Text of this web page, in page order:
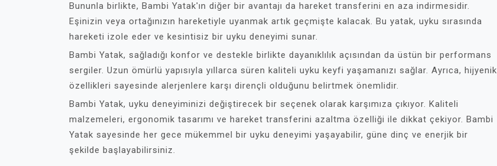
Bununla birlikte, Bambi Yatak'ın diğer bir avantajı da hareket transferini en aza indirmesidir.
Eşinizin veya ortağınızın hareketiyle uyanmak artık geçmişte kalacak. Bu yatak, uyku sırasında
hareketi izole eder ve kesintisiz bir uyku deneyimi sunar.
Bambi Yatak, sağladığı konfor ve destekle birlikte dayanıklılık açısından da üstün bir performans
sergiler. Uzun ömürlü yapısıyla yıllarca süren kaliteli uyku keyfi yaşamanızı sağlar. Ayrıca, hijyenik
özellikleri sayesinde alerjenlere karşı dirençli olduğunu belirtmek önemlidir.
Bambi Yatak, uyku deneyiminizi değiştirecek bir seçenek olarak karşımıza çıkıyor. Kaliteli
malzemeleri, ergonomik tasarımı ve hareket transferini azaltma özelliği ile dikkat çekiyor. Bambi
Yatak sayesinde her gece mükemmel bir uyku deneyimi yaşayabilir, güne dinç ve enerjik bir
şekilde başlayabilirsiniz.